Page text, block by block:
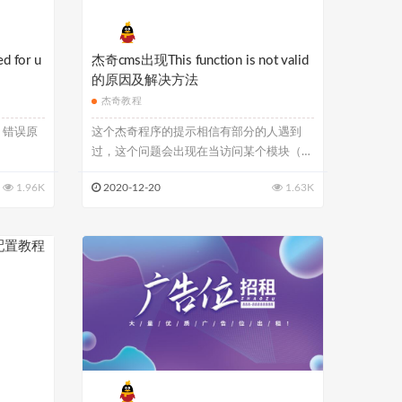
for u
误原
1.96K
杰奇cms出现This function is not valid
的原因及解决方法
杰奇教程
这个杰奇程序的提示相信有部分的人遇到
过，这个问题会出现在当访问某个模块（不
2020-12-20 1.63K